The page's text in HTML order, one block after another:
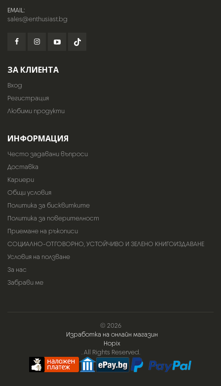
EMAIL:
sales@enthusiast.bg
ЗА КЛИЕНТА
Вход
Регистрация
Любими продукти
ИНФОРМАЦИЯ
Често задавани въпроси
Доставка
Кариери
Общи условия
Политика за бисквитките
Политика за поверителност
Приемане на ръкописи
СОЦИАЛНО-ОТГОВОРНО, УСТОЙЧИВО И ЗЕЛЕНО КНИГОИЗДАВАНЕ
Условия на ползване
За нас
Забрави ме
© 2026
Изработка на онлайн магазин
Hopix
. All Rights Reserved.